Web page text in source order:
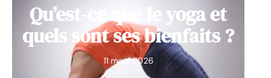
Qu’est-ce que le yoga et
quels sont ses bienfaits ?
11 mars 2026